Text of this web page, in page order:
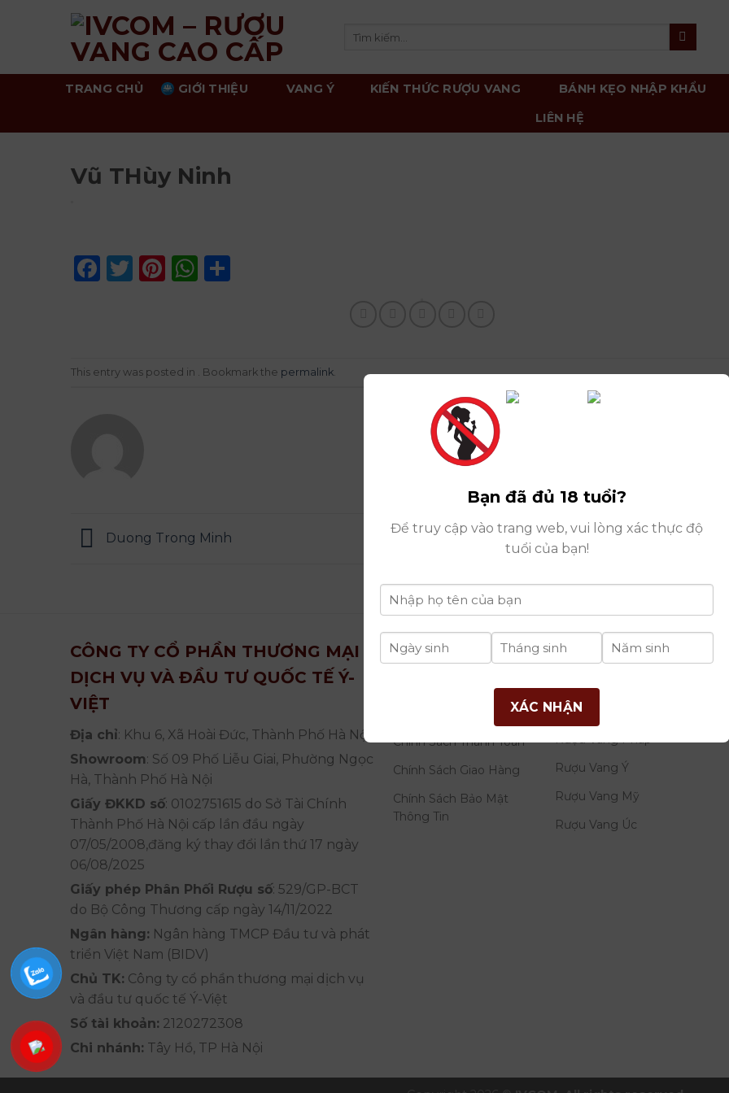
TRANG CHỦ GIỚI THIỆU VANG Ý KIẾN THỨC RƯỢU VANG BÁNH KẸO NHẬP KHẨU
LIÊN HỆ
Vũ THùy Ninh
Facebook
Twitter
Pinterest
WhatsApp
This entry was posted in . Bookmark the permalink
Duong Trong Minh Trang Tạ MKT
CÔNG TY CỔ PHẦN THƯƠNG MẠI
DỊCH VỤ VÀ ĐẦU TƯ QUỐC TẾ Ý-
VIỆT
Địa chỉ: Khu 6, Xã Hoài Đức, Thành Phố Hà Nội
Showroom: Số 09 Phố Liễu Giai, Phường Ngọc
Hà, Thành Phố Hà Nội
Giấy ĐKKD số: 0102751615 do Sở Tài Chính
Thành Phố Hà Nội cấp lần đầu ngày
07/05/2008,đăng ký thay đổi lần thứ 17 ngày
06/08/2025
Giấy phép Phân Phối Rượu số: 529/GP-BCT
do Bộ Công Thương cấp ngày 14/11/2022
Ngân hàng: Ngân hàng TMCP Đầu tư và phát
triển Việt Nam (BIDV)
Chủ TK: Công ty cổ phần thương mại dịch vụ
và đầu tư quốc tế Ý-Việt
Số tài khoản: 2120272308
Chi nhánh: Tây Hồ, TP Hà Nội
THÔNG TIN
Giới Thiệu Công Ty
Chính Sách Thanh Toán
Chính Sách Giao Hàng
Chính Sách Bảo Mật
Thông Tin
DANH MỤC
Rượu Vang
Rượu Vang Pháp
Rượu Vang Ý
Rượu Vang Mỹ
Rượu Vang Úc
Bạn đã đủ 18 tuổi?
Để truy cập vào trang web, vui lòng xác thực độ
tuổi của bạn!
XÁC NHẬN